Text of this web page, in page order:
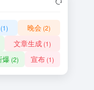
(1) 晚会 (2)
文章生成 (1)
爆 (2) 宣布 (1)